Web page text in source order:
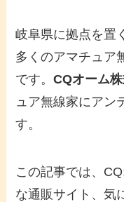
岐阜県に拠点を置
多くのアマチュア
です。CQオーム
ュア無線家にアン
す。
この記事では、
な通販サイト、気